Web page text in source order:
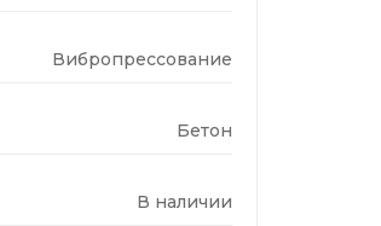
Вибропрессование
Бетон
В наличии